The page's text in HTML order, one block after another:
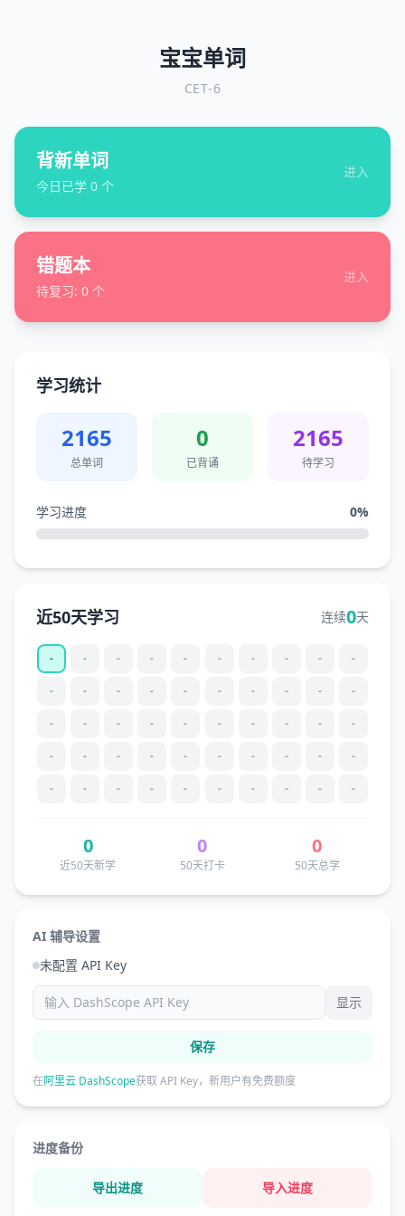
宝宝单词
CET-6
背新单词
今日已学 0 个
进入
错题本
待复习: 0 个
进入
学习统计
2165
总单词
0
已背诵
2165
待学习
学习进度 0%
近50天学习 连续0天
- - - - - - - - - -
- - - - - - - - - -
- - - - - - - - - -
- - - - - - - - - -
- - - - - - - - - -
0
近50天新学
0
50天打卡
0
50天总学
AI 辅导设置
未配置 API Key
显示
保存
在阿里云 DashScope获取 API Key，新用户有免费额度
进度备份
导出进度 导入进度